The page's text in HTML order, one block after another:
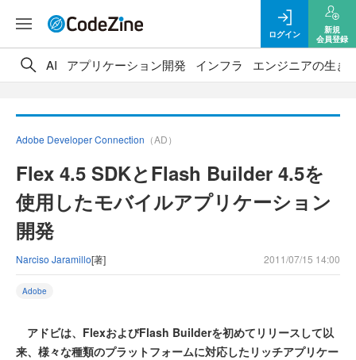
ログイン
新規
会員登録
AI アプリケーション開発 インフラ エンジニアの生き
Adobe Developer Connection （AD）
Flex 4.5 SDKとFlash Builder 4.5を
使用したモバイルアプリケーション
開発
Narciso Jaramillo[著] 2011/07/15 14:00
Adobe
アドビは、FlexおよびFlash Builderを初めてリリースして以
来、様々な種類のプラットフォームに対応したリッチアプリケー